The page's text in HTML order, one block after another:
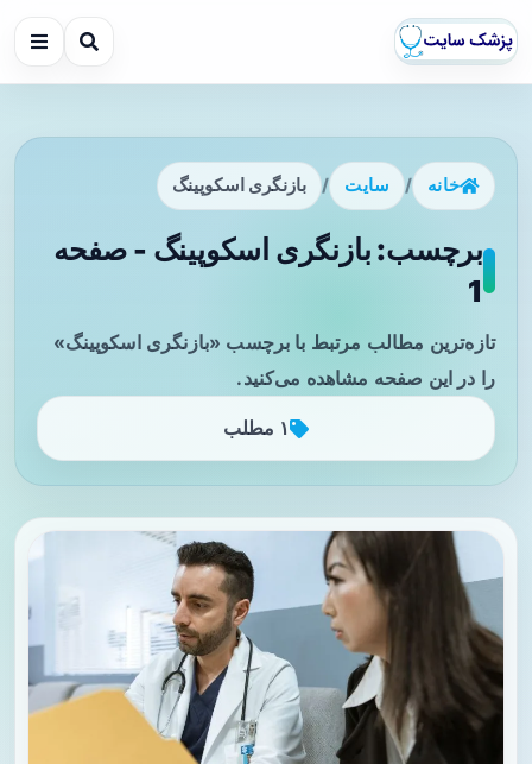
خانه / سایت / بازنگری اسکوپینگ
برچسب: بازنگری اسکوپینگ - صفحه
1
تازه‌ترین مطالب مرتبط با برچسب «بازنگری اسکوپینگ»
را در این صفحه مشاهده می‌کنید.
۱ مطلب